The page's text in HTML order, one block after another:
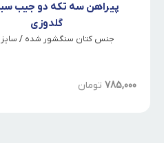
پیراهن سه تکه دو جیب
گلدوزی
جنس کتان سنگشور شده / سایز 1 تا 5
785,000 تومان